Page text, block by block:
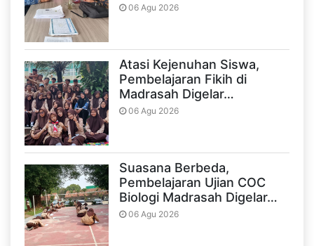
06 Agu 2026
Atasi Kejenuhan Siswa,
Pembelajaran Fikih di
Madrasah Digelar…
06 Agu 2026
Suasana Berbeda,
Pembelajaran Ujian COC
Biologi Madrasah Digelar…
06 Agu 2026